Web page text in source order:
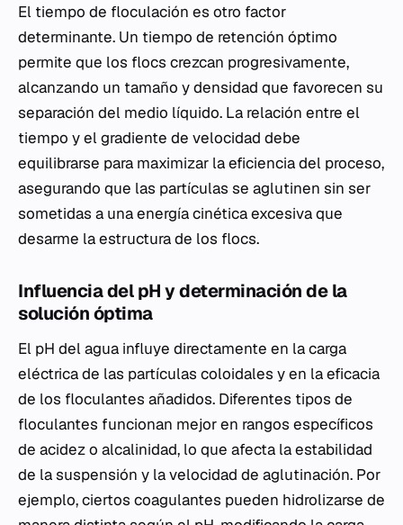
El tiempo de floculación es otro factor
determinante. Un tiempo de retención óptimo
permite que los flocs crezcan progresivamente,
alcanzando un tamaño y densidad que favorecen su
separación del medio líquido. La relación entre el
tiempo y el gradiente de velocidad debe
equilibrarse para maximizar la eficiencia del proceso,
asegurando que las partículas se aglutinen sin ser
sometidas a una energía cinética excesiva que
desarme la estructura de los flocs.
Influencia del pH y determinación de la
solución óptima
El pH del agua influye directamente en la carga
eléctrica de las partículas coloidales y en la eficacia
de los floculantes añadidos. Diferentes tipos de
floculantes funcionan mejor en rangos específicos
de acidez o alcalinidad, lo que afecta la estabilidad
de la suspensión y la velocidad de aglutinación. Por
ejemplo, ciertos coagulantes pueden hidrolizarse de